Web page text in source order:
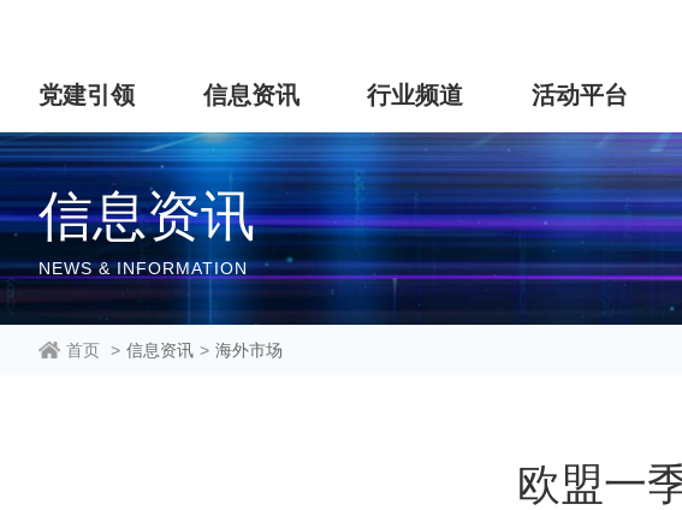
党建引领 信息资讯 行业频道 活动平台
信息资讯
NEWS & INFORMATION
首页 > 信息资讯 > 海外市场
欧盟一